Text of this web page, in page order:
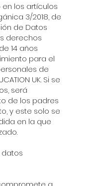
los artículos
3/2018, de
de Datos
derechos
14 años
para el
de
UK. Si se
será
de los padres
y este solo se
en la que